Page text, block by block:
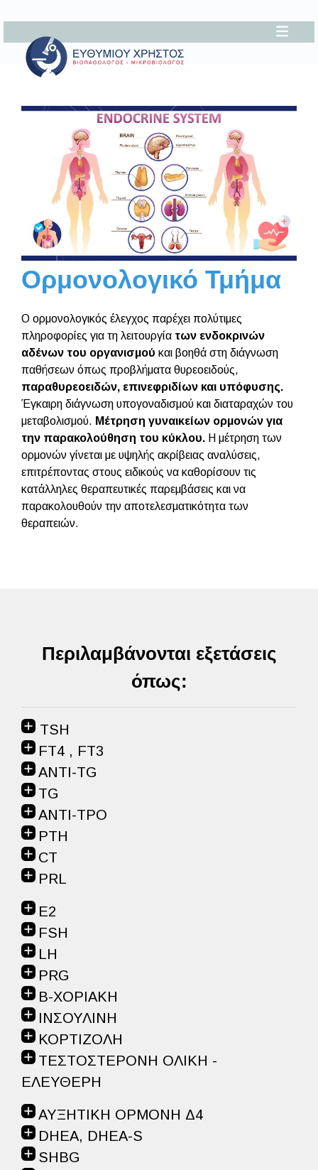
Ορμονολογικό Τμήμα
Ο ορμονολογικός έλεγχος παρέχει πολύτιμες
πληροφορίες για τη λειτουργία των ενδοκρινών
αδένων του οργανισμού και βοηθά στη διάγνωση
παθήσεων όπως προβλήματα θυρεοειδούς,
παραθυρεοειδών, επινεφριδίων και υπόφυσης.
Έγκαιρη διάγνωση υπογοναδισμού και διαταραχών του
μεταβολισμού. Μέτρηση γυναικείων ορμονών για
την παρακολούθηση του κύκλου. Η μέτρηση των
ορμονών γίνεται με υψηλής ακρίβειας αναλύσεις,
επιτρέποντας στους ειδικούς να καθορίσουν τις
κατάλληλες θεραπευτικές παρεμβάσεις και να
παρακολουθούν την αποτελεσματικότητα των
θεραπειών.
Περιλαμβάνονται εξετάσεις
όπως:
TSH
FT4 , FT3
ANTI-TG
TG
ANTI-TPO
PTH
CT
PRL
E2
FSH
LH
PRG
B-ΧΟΡΙΑΚΗ
ΙΝΣΟΥΛΙΝΗ
ΚΟΡΤΙΖΟΛΗ
ΤΕΣΤΟΣΤΕΡΟΝΗ ΟΛΙΚΗ -
ΕΛΕΥΘΕΡΗ
ΑΥΞΗΤΙΚΗ ΟΡΜΟΝΗ Δ4
DHEA, DHEA-S
SHBG